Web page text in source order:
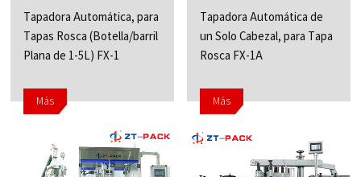
Tapadora Automática, para
Tapas Rosca (Botella/barril
Plana de 1-5L) FX-1
Más
Tapadora Automática de
un Solo Cabezal, para Tapa
Rosca FX-1A
Más